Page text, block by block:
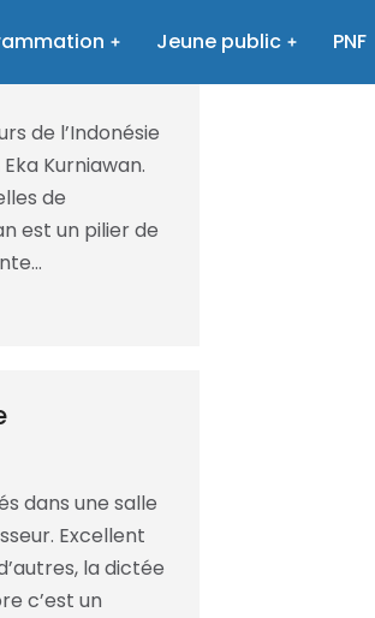
Jeune public PNF
de l’Indonésie
Kurniawan.
de
est un pilier de
dans une salle
Excellent
la dictée
c’est un